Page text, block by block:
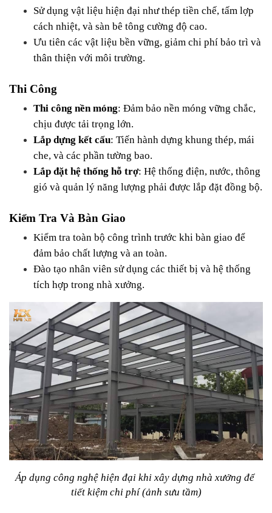
Sử dụng vật liệu hiện đại như thép tiền chế, tấm lợp
cách nhiệt, và sàn bê tông cường độ cao.
Ưu tiên các vật liệu bền vững, giảm chi phí bảo trì và
thân thiện với môi trường.
Thi Công
Thi công nền móng: Đảm bảo nền móng vững chắc,
chịu được tải trọng lớn.
Lắp dựng kết cấu: Tiến hành dựng khung thép, mái
che, và các phần tường bao.
Lắp đặt hệ thống hỗ trợ: Hệ thống điện, nước, thông
gió và quản lý năng lượng phải được lắp đặt đồng bộ.
Kiểm Tra Và Bàn Giao
Kiểm tra toàn bộ công trình trước khi bàn giao để
đảm bảo chất lượng và an toàn.
Đào tạo nhân viên sử dụng các thiết bị và hệ thống
tích hợp trong nhà xưởng.
Áp dụng công nghệ hiện đại khi xây dựng nhà xưởng để
tiết kiệm chi phí (ảnh sưu tầm)